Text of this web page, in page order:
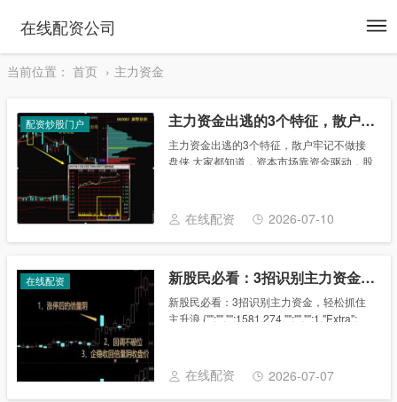
在线配资公司
当前位置： 首页 主力资金
配资炒股门户 主力资金出逃的3个特征，散户牢记不做接盘侠
主力资金出逃的3个特征，散户牢记不做接
盘侠 大家都知道，资本市场靠资金驱动，股
出对股价形成直接影响。如果我们能够提前
预见主力......
在线配资 2026-07-10
在线配资 新股民必看：3招识别主力资金，轻松抓住主升浪
新股民必看：3招识别主力资金，轻松抓住
主升浪 {"":"","":1581.274,"":"","":1,"Extra":
在线配资 2026-07-07